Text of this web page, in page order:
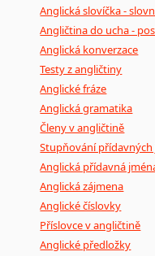
Anglická slovíčka -
Angličtina do ucha -
Anglická konverzace
Testy z angličtiny
Anglické fráze
Anglická gramatika
Členy v angličtině
Stupňování přídavných
Anglická přídavná
Anglická zájmena
Anglické číslovky
Příslovce v angličtině
Anglické předložky